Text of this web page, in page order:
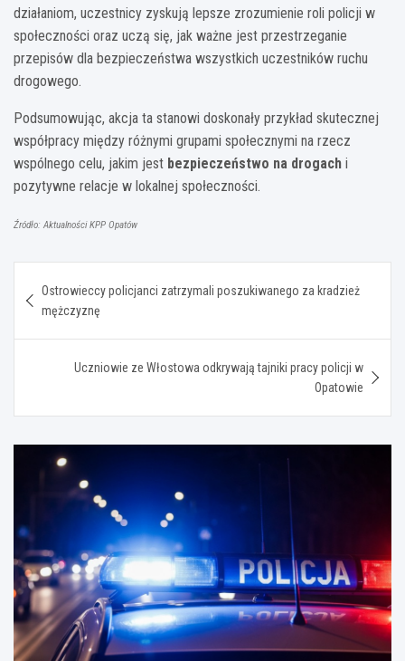
działaniom, uczestnicy zyskują lepsze zrozumienie roli policji w
społeczności oraz uczą się, jak ważne jest przestrzeganie
przepisów dla bezpieczeństwa wszystkich uczestników ruchu
drogowego.
Podsumowując, akcja ta stanowi doskonały przykład skutecznej
współpracy między różnymi grupami społecznymi na rzecz
wspólnego celu, jakim jest bezpieczeństwo na drogach i
pozytywne relacje w lokalnej społeczności.
Źródło: Aktualności KPP Opatów
wpisu
Ostrowieccy policjanci zatrzymali poszukiwanego za kradzież
mężczyznę
Uczniowie ze Włostowa odkrywają tajniki pracy policji w
Opatowie